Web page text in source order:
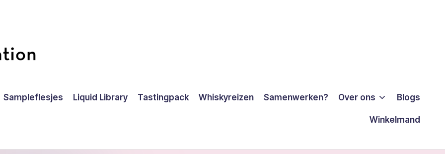
Sampleflesjes Liquid Library Tastingpack Whiskyreizen Samenwerken? Over ons Blogs
Winkelmand